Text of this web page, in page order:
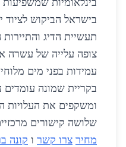
בישראל הביקוש
צופה עלייה של עשרה
עמידות בפני מים
ומשקפים את העלויות
שלושה קישורים
מחיר צרו קשר ו קונה